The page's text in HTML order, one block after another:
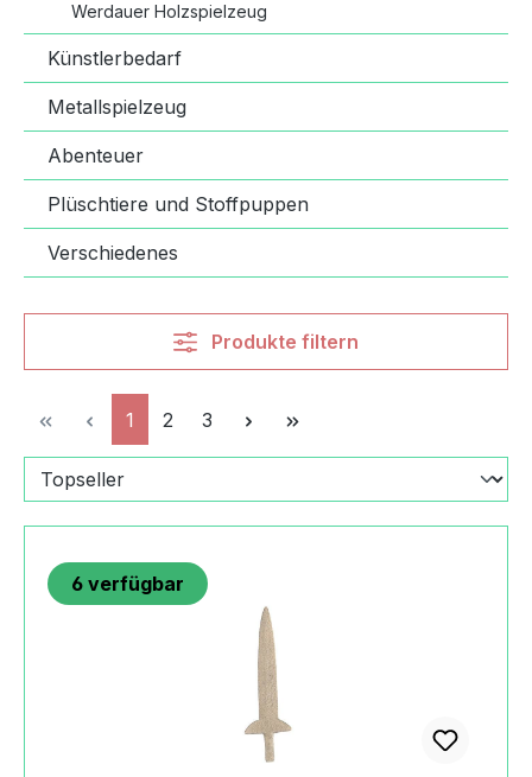
Werdauer Holzspielzeug
Künstlerbedarf
Metallspielzeug
Abenteuer
Plüschtiere und Stoffpuppen
Verschiedenes
Produkte filtern
Seite
1 Seite
2 Seite
3
6 verfügbar